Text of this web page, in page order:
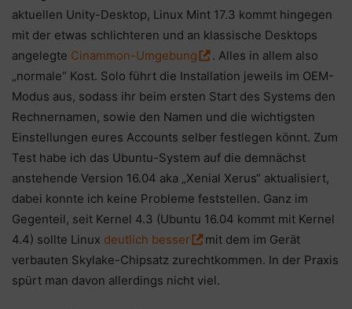
aktuellen Unity-Desktop, Linux Mint 17.3 kommt hingegen
mit der etwas schlichteren und an klassische Desktops
angelegte Cinammon-Umgebung
. Alles in allem also
„normale“ Kost. Solo führt die Installation jeweils im OEM-
Modus aus, sodass ihr beim ersten Start des Systems den
Rechnernamen, sowie den Namen und die wichtigsten
Einstellungen eures Accounts selber festlegen könnt. Zum
Test habe ich das Ubuntu-System auf die demnächst
anstehende Version 16.04 aka „Xenial Xerus“ aktualisiert,
dabei konnte ich keine Probleme feststellen. Ganz im
Gegenteil, seit Kernel 4.3 (Ubuntu 16.04 kommt mit Kernel
4.4) sollte Linux deutlich besser
mit dem im Gerät
verbauten Skylake-Chipsatz zurechtkommen. In der Praxis
spürt man davon allerdings nicht viel.